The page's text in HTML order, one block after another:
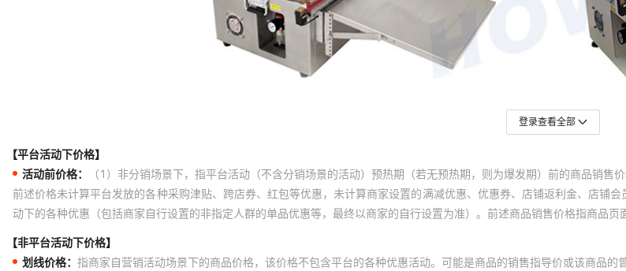
登录查看全部
【平台活动下价格】
活动前价格：
（1）非分销场景下，指平台活动（不含分销场景的活动）预热期（若无预热期，则为爆发期）前的商品销
前述价格未计算平台发放的各种采购津贴、跨店券、红包等优惠，未计算商家设置的满减优惠、优惠券、店铺返利金、店铺
动下的各种优惠（包括商家自行设置的非指定人群的单品优惠等，最终以商家的自行设置为准）。前述商品销售价格指商品
【非平台活动下价格】
划线价格： 指商家自营销活动场景下的商品价格，该价格不包含平台的各种优惠活动。可能是商品的销售指导价或该商品的